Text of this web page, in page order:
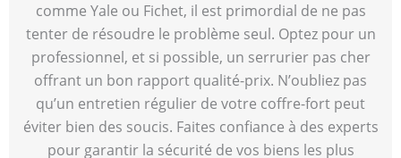
comme Yale ou Fichet, il est primordial de ne pas
tenter de résoudre le problème seul. Optez pour un
professionnel, et si possible, un serrurier pas cher
offrant un bon rapport qualité-prix. N’oubliez pas
qu’un entretien régulier de votre coffre-fort peut
éviter bien des soucis. Faites confiance à des experts
pour garantir la sécurité de vos biens les plus